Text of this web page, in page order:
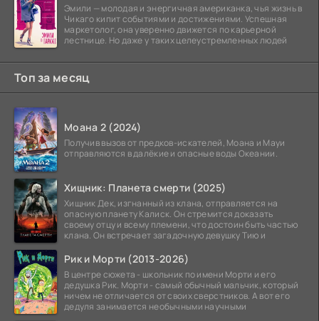
Эмили — молодая и энергичная американка, чья жизнь в
Чикаго кипит событиями и достижениями. Успешная
маркетолог, она уверенно движется по карьерной
лестнице. Но даже у таких целеустремленных людей
Топ за месяц
Моана 2 (2024)
Получив вызов от предков-искателей, Моана и Мауи
отправляются в далёкие и опасные воды Океании.
Хищник: Планета смерти (2025)
Хищник Дек, изгнанный из клана, отправляется на
опасную планету Калиск. Он стремится доказать
своему отцу и всему племени, что достоин быть частью
клана. Он встречает загадочную девушку Тию и
Рик и Морти (2013-2026)
В центре сюжета - школьник по имени Морти и его
дедушка Рик. Морти - самый обычный мальчик, который
ничем не отличается от своих сверстников. А вот его
дедуля занимается необычными научными